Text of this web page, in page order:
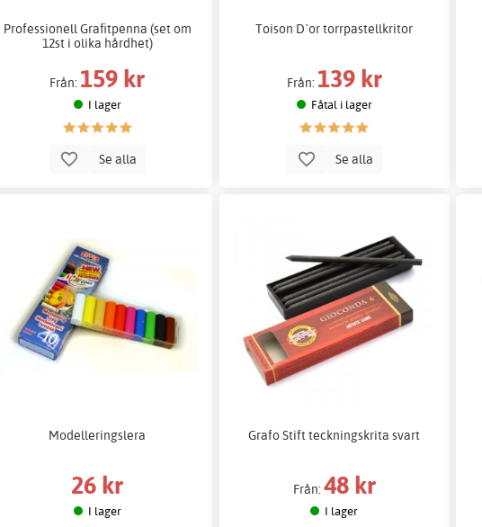
Professionell Grafitpenna (set om
12st i olika hårdhet)
Från: 159 kr
I lager
Se alla
Toison D`or torrpastellkritor
Från: 139 kr
Fåtal i lager
Se alla
Modelleringslera
26 kr
I lager
Grafo Stift teckningskrita svart
Från: 48 kr
I lager